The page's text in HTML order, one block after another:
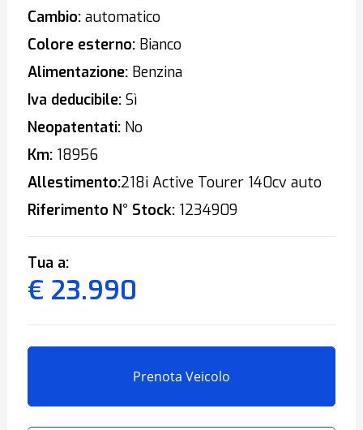
Cambio:automatico
Colore esterno:Bianco
Alimentazione:Benzina
Iva deducibile:Sì
Neopatentati:No
Km:18956
Allestimento:218i Active Tourer 140cv auto
Riferimento N° Stock:1234909
Tua a:
€ 23.990
Prenota Veicolo